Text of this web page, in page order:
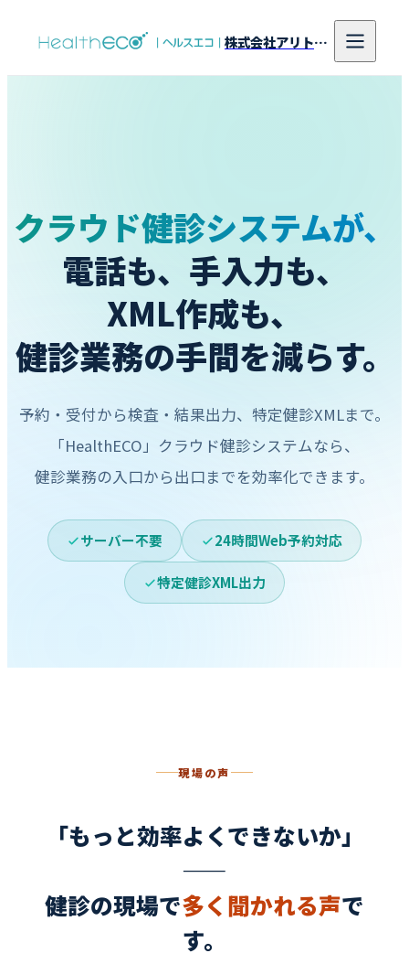
株式会社アリトンシステム研究所
クラウド健診システムが、
電話も、 手入力も、
XML作成も、
健診業務の手間を減らす。
予約・受付から検査・結果出力、特定健診XMLまで。
「HealthECO」クラウド健診システムなら、
健診業務の入口から出口までを効率化できます。
サーバー不要 24時間Web予約対応
特定健診XML出力
現場の声
「もっと効率よくできないか」
——
健診の現場で多く聞かれる声で
す。